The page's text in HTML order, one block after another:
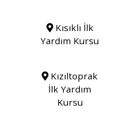
Kısıklı İlk
Yardım Kursu
Kızıltoprak
İlk Yardım
Kursu